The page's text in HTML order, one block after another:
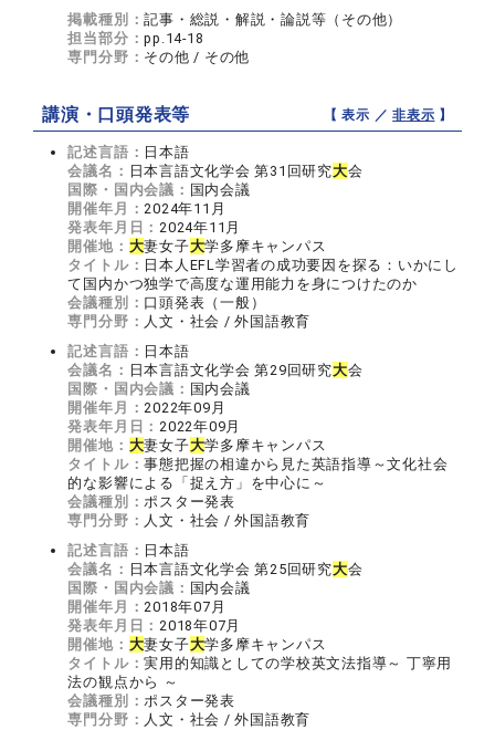
掲載種別：記事・総説・解説・論説等（その他）
担当部分：pp.14-18
専門分野： その他 / その他
講演・口頭発表等 【 表示 ／非表示 】
記述言語： 日本語
会議名： 日本言語文化学会 第31回研究大会
国際・国内会議： 国内会議
開催年月：2024年11月
発表年月日：2024年11月
開催地： 大妻女子大学多摩キャンパス
タイトル： 日本人EFL学習者の成功要因を探る：いかにし
て国内かつ独学で高度な運用能力を身につけたのか
会議種別： 口頭発表（一般）
専門分野： 人文・社会 / 外国語教育
記述言語： 日本語
会議名： 日本言語文化学会 第29回研究大会
国際・国内会議： 国内会議
開催年月：2022年09月
発表年月日：2022年09月
開催地： 大妻女子大学多摩キャンパス
タイトル：事態把握の相違から見た英語指導～文化社会
的な影響による「捉え方」を中心に～
会議種別：ポスター発表
専門分野： 人文・社会 / 外国語教育
記述言語： 日本語
会議名： 日本言語文化学会 第25回研究大会
国際・国内会議： 国内会議
開催年月：2018年07月
発表年月日：2018年07月
開催地： 大妻女子大学多摩キャンパス
タイトル：実用的知識としての学校英文法指導～ 丁寧用
法の観点から ～
会議種別：ポスター発表
専門分野： 人文・社会 / 外国語教育